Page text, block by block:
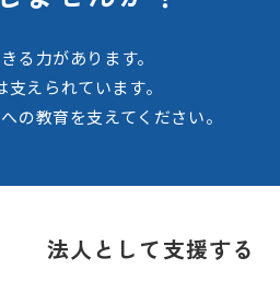
る力があります。
えられています。
の教育を支えてください。
法人として支援する